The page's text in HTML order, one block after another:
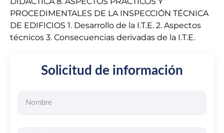
PROCEDIMENTALES DE LA INSPECCIÓN TÉCNICA
DE EDIFICIOS 1. Desarrollo de la I.T.E. 2. Aspectos
técnicos 3. Consecuencias derivadas de la I.T.E.
Solicitud de información